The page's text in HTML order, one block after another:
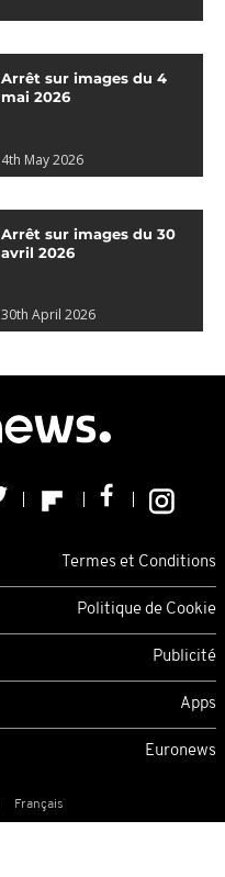
Arrêt sur images du 4
mai 2026
4th May 2026
Arrêt sur images du 30
avril 2026
30th April 2026
Termes et Conditions
Politique de Cookie
Publicité
Apps
Euronews